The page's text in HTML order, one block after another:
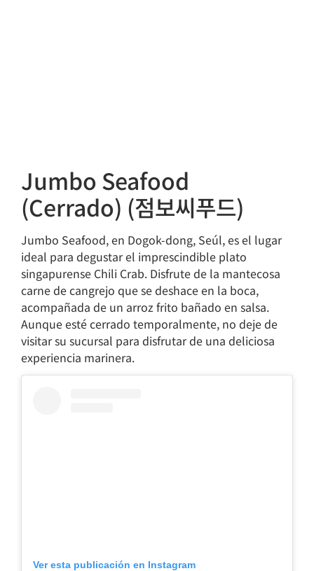
Jumbo Seafood
(Cerrado) (점보씨푸드)
Jumbo Seafood, en Dogok-dong, Seúl, es el lugar
ideal para degustar el imprescindible plato
singapurense Chili Crab. Disfrute de la mantecosa
carne de cangrejo que se deshace en la boca,
acompañada de un arroz frito bañado en salsa.
Aunque esté cerrado temporalmente, no deje de
visitar su sucursal para disfrutar de una deliciosa
experiencia marinera.
Ver esta publicación en Instagram